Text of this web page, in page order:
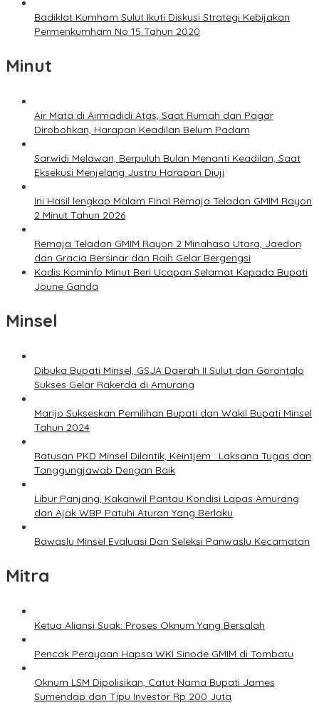
Badiklat Kumham Sulut Ikuti Diskusi Strategi Kebijakan
Permenkumham No 15 Tahun 2020
Minut
Air Mata di Airmadidi Atas, Saat Rumah dan Pagar
Dirobohkan, Harapan Keadilan Belum Padam
Sarwidi Melawan, Berpuluh Bulan Menanti Keadilan, Saat
Eksekusi Menjelang Justru Harapan Diuji
Ini Hasil lengkap Malam Final Remaja Teladan GMIM Rayon
2 Minut Tahun 2026
Remaja Teladan GMIM Rayon 2 Minahasa Utara, Jaedon
dan Gracia Bersinar dan Raih Gelar Bergengsi
Kadis Kominfo Minut Beri Ucapan Selamat Kepada Bupati
Joune Ganda
Minsel
Dibuka Bupati Minsel, GSJA Daerah II Sulut dan Gorontalo
Sukses Gelar Rakerda di Amurang
Marijo Sukseskan Pemilihan Bupati dan Wakil Bupati Minsel
Tahun 2024
Ratusan PKD Minsel Dilantik, Keintjem : Laksana Tugas dan
Tanggungjawab Dengan Baik
Libur Panjang, Kakanwil Pantau Kondisi Lapas Amurang
dan Ajak WBP Patuhi Aturan Yang Berlaku
Bawaslu Minsel Evaluasi Dan Seleksi Panwaslu Kecamatan
Mitra
Ketua Aliansi Suak: Proses Oknum Yang Bersalah
Pencak Perayaan Hapsa WKI Sinode GMIM di Tombatu
Oknum LSM Dipolisikan, Catut Nama Bupati James
Sumendap dan Tipu Investor Rp 200 Juta